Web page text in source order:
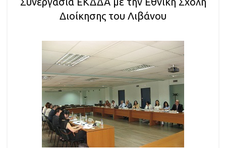
Διοίκησης του Λιβάνου